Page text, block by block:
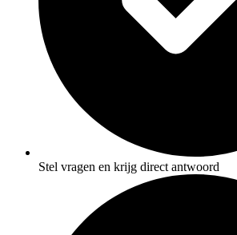
Stel vragen en krijg direct antwoord